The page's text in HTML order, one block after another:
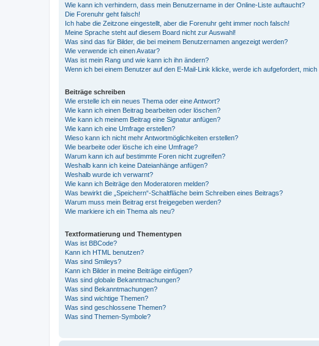
Wie kann ich verhindern, dass mein Benutzername in der Online-Liste auftaucht?
Die Forenuhr geht falsch!
Ich habe die Zeitzone eingestellt, aber die Forenuhr geht immer noch falsch!
Meine Sprache steht auf diesem Board nicht zur Auswahl!
Was sind das für Bilder, die bei meinem Benutzernamen angezeigt werden?
Wie verwende ich einen Avatar?
Was ist mein Rang und wie kann ich ihn ändern?
Wenn ich bei einem Benutzer auf den E-Mail-Link klicke, werde ich aufgefordert, mich
Beiträge schreiben
Wie erstelle ich ein neues Thema oder eine Antwort?
Wie kann ich einen Beitrag bearbeiten oder löschen?
Wie kann ich meinem Beitrag eine Signatur anfügen?
Wie kann ich eine Umfrage erstellen?
Wieso kann ich nicht mehr Antwortmöglichkeiten erstellen?
Wie bearbeite oder lösche ich eine Umfrage?
Warum kann ich auf bestimmte Foren nicht zugreifen?
Weshalb kann ich keine Dateianhänge anfügen?
Weshalb wurde ich verwarnt?
Wie kann ich Beiträge den Moderatoren melden?
Was bewirkt die „Speichern“-Schaltfläche beim Schreiben eines Beitrags?
Warum muss mein Beitrag erst freigegeben werden?
Wie markiere ich ein Thema als neu?
Textformatierung und Thementypen
Was ist BBCode?
Kann ich HTML benutzen?
Was sind Smileys?
Kann ich Bilder in meine Beiträge einfügen?
Was sind globale Bekanntmachungen?
Was sind Bekanntmachungen?
Was sind wichtige Themen?
Was sind geschlossene Themen?
Was sind Themen-Symbole?